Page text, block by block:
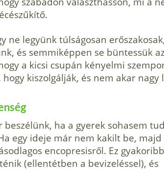
ne legyünk túlságosan
és semmiképpen se büntessük
a kicsi csupán kényelmi
kiszolgálják, és nem akar nagy
beszélünk, ha a gyerek sohasem
egy ideje már nem kakilt be, majd
encopresisről. Ez
(ellentétben a bevizeléssel), és